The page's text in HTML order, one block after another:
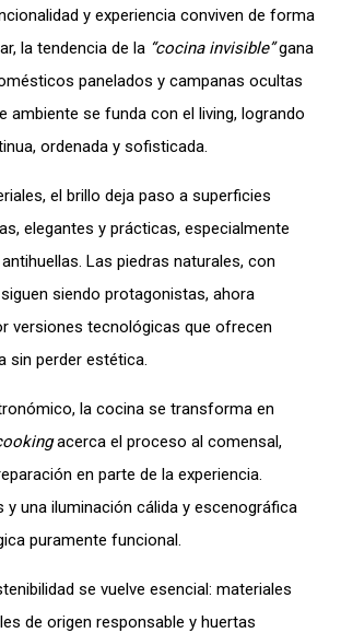
y experiencia conviven de forma
la tendencia de la “cocina invisible”gana
panelados y campanas ocultas
ambiente se funda con el living, logrando
ordenada y sofisticada.
el brillo deja paso a superficies
elegantes y prácticas, especialmente
Las piedras naturales, con
siendo protagonistas, ahora
versiones tecnológicas que ofrecen
sin perder estética.
la cocina se transforma en
acerca el proceso al comensal,
en parte de la experiencia.
y una iluminación cálida y escenográfica
puramente funcional.
se vuelve esencial: materiales
de origen responsable y huertas